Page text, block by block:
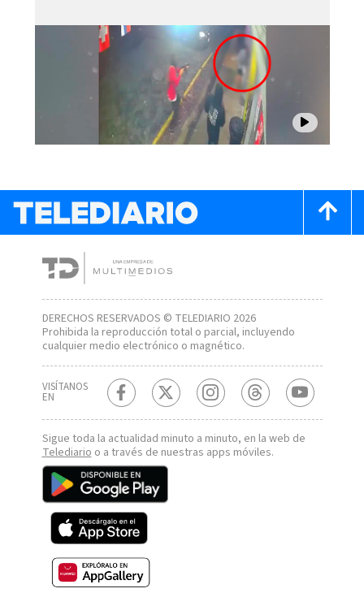
DERECHOS RESERVADOS © TELEDIARIO 2026
Prohibida la reproducción total o parcial, incluyendo
cualquier medio electrónico o magnético.
VISÍTANOS
EN
Sigue toda la actualidad minuto a minuto, en la web de
Telediario o a través de nuestras apps móviles.